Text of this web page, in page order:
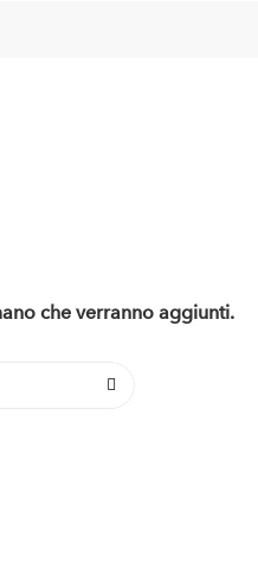
che verranno aggiunti.